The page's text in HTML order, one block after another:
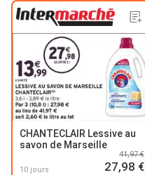
CHANTECLAIR Lessive au
savon de Marseille
10 jours
41,97 €
27,98 €